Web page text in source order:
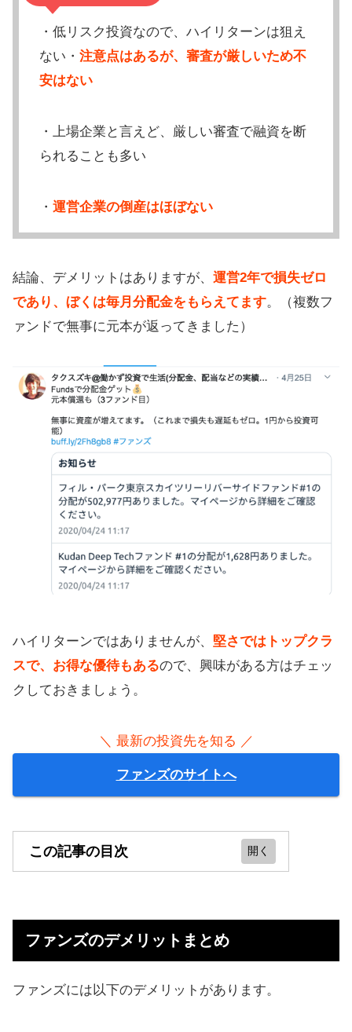
・低リスク投資なので、ハイリターンは狙え
ない・ 注意点はあるが、審査が厳しいため不
安はない
・上場企業と言えど、厳しい審査で融資を断
られることも多い
・ 運営企業の倒産はほぼない
結論、デメリットはありますが、 運営2年で損失ゼロ
であり、ぼくは毎月分配金をもらえてます。（複数フ
ァンドで無事に元本が返ってきました）
ハイリターンではありませんが、 堅さではトップクラ
スで、お得な優待もあるので、興味がある方はチェッ
クしておきましょう。
＼ 最新の投資先を知る ／
ファンズのサイトへ
この記事の目次
ら安心してる
デメリットよりメリットの方が大き
ファンズのデメリットまとめ
ファンズには以下のデメリットがあります。